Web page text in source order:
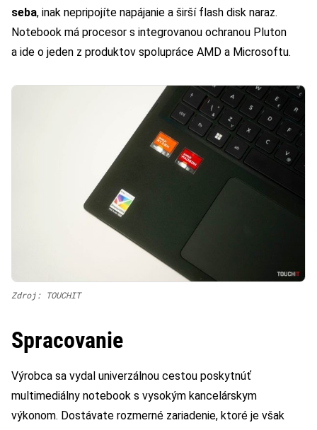
seba, inak nepripojíte napájanie a širší flash disk naraz.
Notebook má procesor s integrovanou ochranou Pluton
a ide o jeden z produktov spolupráce AMD a Microsoftu.
Zdroj: TOUCHIT
Spracovanie
Výrobca sa vydal univerzálnou cestou poskytnúť
multimediálny notebook s vysokým kancelárskym
výkonom. Dostávate rozmerné zariadenie, ktoré je však